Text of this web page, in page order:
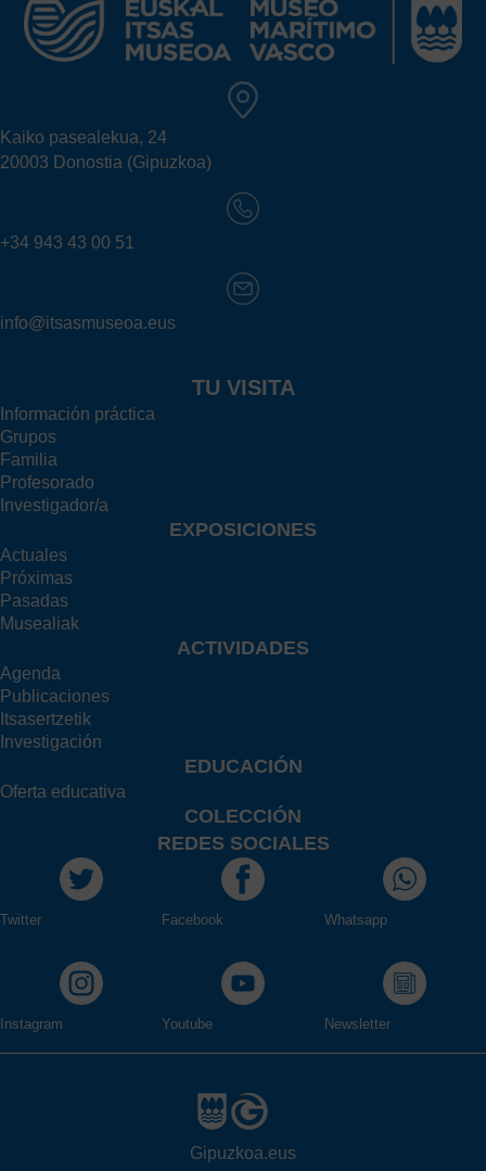
Kaiko pasealekua, 24
20003 Donostia (Gipuzkoa)
+34 943 43 00 51
info@itsasmuseoa.eus
TU VISITA
Información práctica
Grupos
Familia
Profesorado
Investigador/a
EXPOSICIONES
Actuales
Próximas
Pasadas
Musealiak
ACTIVIDADES
Agenda
Publicaciones
Itsasertzetik
Investigación
EDUCACIÓN
Oferta educativa
COLECCIÓN
REDES SOCIALES
Twitter Facebook Whatsapp
Instagram Youtube Newsletter
Gipuzkoa.eus